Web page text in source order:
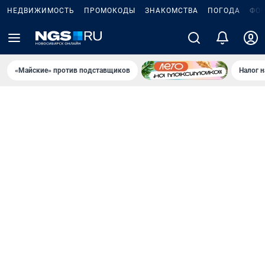
НЕДВИЖИМОСТЬ ПРОМОКОДЫ ЗНАКОМСТВА ПОГОДА
«Майские» против подставщиков Налог